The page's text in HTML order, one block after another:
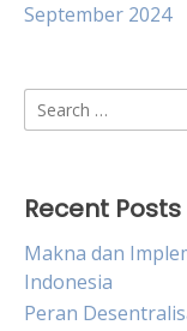
September 2024
Search
for:
Recent Posts
Makna dan
Indonesia
Peran